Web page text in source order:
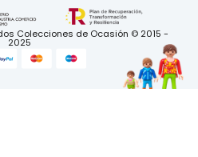
Colecciones de Ocasión © 2015 -
2025